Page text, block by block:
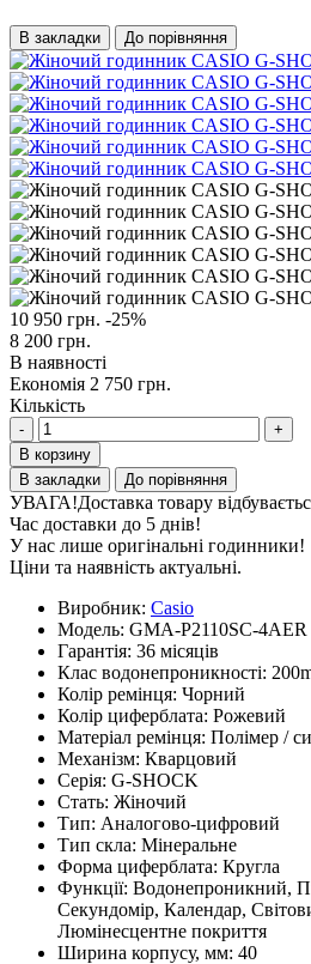
В закладки До порівняння
10 950 грн. -25%
8 200 грн.
В наявності
Економія 2 750 грн.
Кількість
-
+
В корзину
В закладки
До порівняння
УВАГА!Доставка товару
Час доставки до 5 днів!
У нас лише оригінальні годинники!
Ціни та наявність актуальні.
Виробник: Casio
Модель: GMA-P2110SC-4AER
Гарантія: 36 місяців
Клас водонепроникності:
Колір ремінця: Чорний
Колір циферблата: Рожевий
Матеріал ремінця: Полімер /
Механізм: Кварцовий
Серія: G-SHOCK
Стать: Жіночий
Тип: Аналогово-цифровий
Тип скла: Мінеральне
Форма циферблата: Кругла
Функції: Водонепроникний,
Секундомір, Календар,
Люмінесцентне покриття
Ширина корпусу, мм: 40